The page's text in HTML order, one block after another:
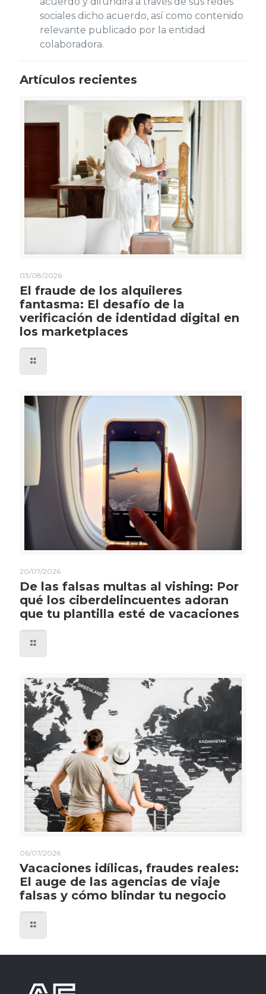
sociales dicho acuerdo, así como contenido
relevante publicado por la entidad
colaboradora.
Artículos recientes
03/08/2026
El fraude de los alquileres
fantasma: El desafío de la
verificación de identidad digital en
los marketplaces
20/07/2026
De las falsas multas al vishing: Por
qué los ciberdelincuentes adoran
que tu plantilla esté de vacaciones
06/07/2026
Vacaciones idílicas, fraudes reales:
El auge de las agencias de viaje
falsas y cómo blindar tu negocio